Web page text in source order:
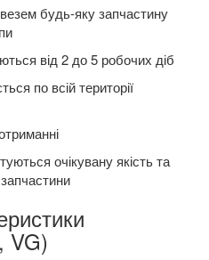
будь-яку запчастину
від 2 до 5 робочих діб
по всій території
очікувану якість та
VG)